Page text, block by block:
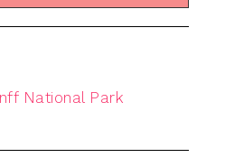
National Park